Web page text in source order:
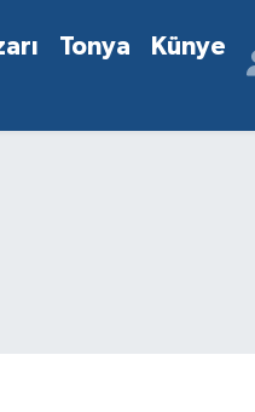
Tonya Künye